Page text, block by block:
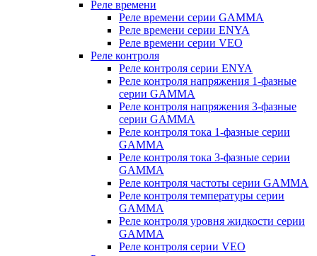
Реле времени
Реле времени серии GAMMA
Реле времени серии ENYA
Реле времени серии VEO
Реле контроля
Реле контроля серии ENYA
Реле контроля напряжения 1-фазные
серии GAMMA
Реле контроля напряжения 3-фазные
серии GAMMA
Реле контроля тока 1-фазные серии
GAMMA
Реле контроля тока 3-фазные серии
GAMMA
Реле контроля частоты серии GAMMA
Реле контроля температуры серии
GAMMA
Реле контроля уровня жидкости серии
GAMMA
Реле контроля серии VEO